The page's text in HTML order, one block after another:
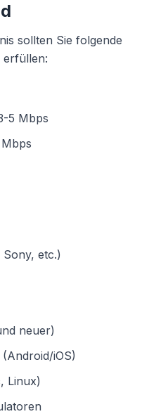
sollten Sie folgende
erfüllen:
5 Mbps
etc.)
neuer)
iOS)
Linux)